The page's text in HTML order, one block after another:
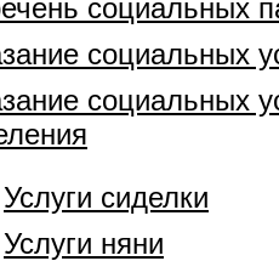
социальных
социальных
социальных
Услуги сиделки
Услуги няни